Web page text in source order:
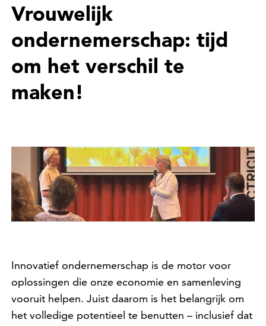
Vrouwelijk
ondernemerschap: tijd
om het verschil te
maken!
Innovatief ondernemerschap is de motor voor
oplossingen die onze economie en samenleving
vooruit helpen. Juist daarom is het belangrijk om
het volledige potentieel te benutten – inclusief dat